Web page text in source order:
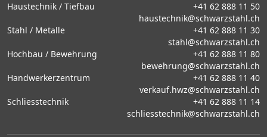
Haustechnik / Tiefbau
+41 62 888 11 50
haustechnik@schwarzstahl.ch
Stahl / Metalle
+41 62 888 11 30
stahl@schwarzstahl.ch
Hochbau / Bewehrung
+41 62 888 11 80
bewehrung@schwarzstahl.ch
Handwerkerzentrum
+41 62 888 11 40
verkauf.hwz@schwarzstahl.ch
Schliesstechnik
+41 62 888 11 14
schliesstechnik@schwarzstahl.ch